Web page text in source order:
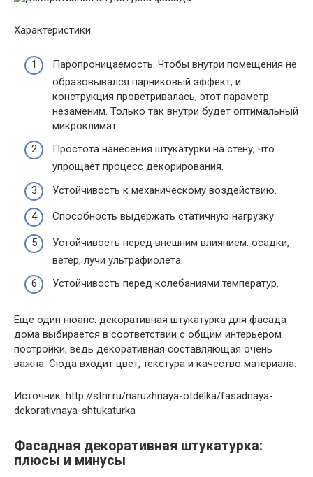
Характеристики:
Паропроницаемость. Чтобы внутри помещения не
образовывался парниковый эффект, и
конструкция проветривалась, этот параметр
незаменим. Только так внутри будет оптимальный
микроклимат.
Простота нанесения штукатурки на стену, что
упрощает процесс декорирования.
Устойчивость к механическому воздействию.
Способность выдержать статичную нагрузку.
Устойчивость перед внешним влиянием: осадки,
ветер, лучи ультрафиолета.
Устойчивость перед колебаниями температур.
Еще один нюанс: декоративная штукатурка для фасада
дома выбирается в соответствии с общим интерьером
постройки, ведь декоративная составляющая очень
важна. Сюда входит цвет, текстура и качество материала.
Источник: http://strir.ru/naruzhnaya-otdelka/fasadnaya-
dekorativnaya-shtukaturka
Фасадная декоративная штукатурка:
плюсы и минусы